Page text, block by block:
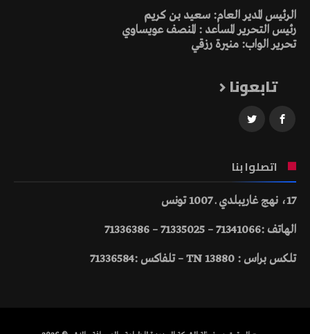
الرئيس المدير العام: سعيد بن كريم
رئيس التحرير المساعد : المنصف عويساوي
تحرير الواب: منيرة رزقي
تابعونا
اتصلوا بنا
17، نهج غاريبلدي ـ 1007 تونس
الهاتف :71341066 – 71335025 – 71336386
تلكس براس : 13880 TN – تلفاكس :71336584